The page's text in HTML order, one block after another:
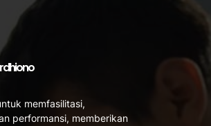
memfasilitasi,
performansi, memberikan